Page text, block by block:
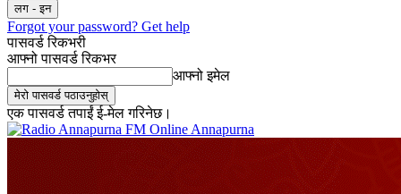
Forgot your password? Get help
पासवर्ड रिकभरी
आफ्नो पासवर्ड रिकभर
आफ्नो इमेल
एक पासवर्ड तपाईं ई-मेल गरिनेछ।
Online Annapurna